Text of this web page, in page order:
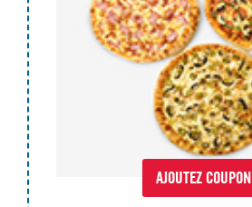
AJOUTEZ COUPON